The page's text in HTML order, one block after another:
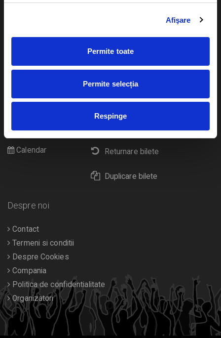
Afişare
Permite toate
Permite selecția
Respinge
Cum comand bilete?
eBilet printat acasa
Returnare bilete
Duplicare bilete
Pentru copii
Diverse
Calendar
Despre noi
Contact
Termeni si conditii
Despre Cookies
Compania
Politica de confidentialitate
Organizatori